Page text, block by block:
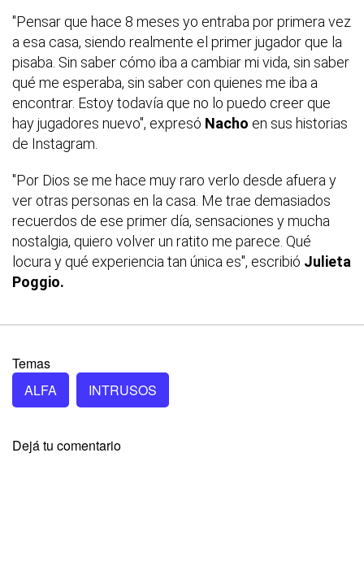
"Pensar que hace 8 meses yo entraba por primera vez
a esa casa, siendo realmente el primer jugador que la
pisaba. Sin saber cómo iba a cambiar mi vida, sin saber
qué me esperaba, sin saber con quienes me iba a
encontrar. Estoy todavía que no lo puedo creer que
hay jugadores nuevo", expresó Nacho en sus historias
de Instagram.
"Por Dios se me hace muy raro verlo desde afuera y
ver otras personas en la casa. Me trae demasiados
recuerdos de ese primer día, sensaciones y mucha
nostalgia, quiero volver un ratito me parece. Qué
locura y qué experiencia tan única es", escribió Julieta
Poggio.
Temas
ALFA
INTRUSOS
Dejá tu comentario